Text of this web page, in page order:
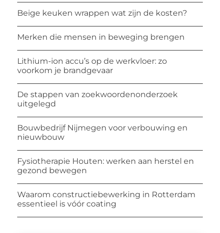
Beige keuken wrappen wat zijn de kosten?
Merken die mensen in beweging brengen
Lithium-ion accu’s op de werkvloer: zo
voorkom je brandgevaar
De stappen van zoekwoordenonderzoek
uitgelegd
Bouwbedrijf Nijmegen voor verbouwing en
nieuwbouw
Fysiotherapie Houten: werken aan herstel en
gezond bewegen
Waarom constructiebewerking in Rotterdam
essentieel is vóór coating